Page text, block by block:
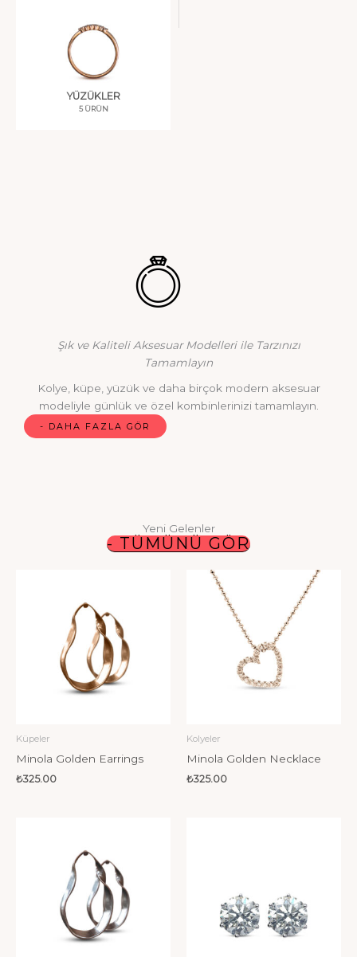
YÜZÜKLER
5 ÜRÜN
Şık ve Kaliteli Aksesuar Modelleri ile Tarzınızı
Tamamlayın
Kolye, küpe, yüzük ve daha birçok modern aksesuar
modeliyle günlük ve özel kombinlerinizi tamamlayın.
- DAHA FAZLA GÖR
Yeni Gelenler
- TÜMÜNÜ GÖR
Küpeler
Minola Golden Earrings
₺325.00
Kolyeler
Minola Golden Necklace
₺325.00